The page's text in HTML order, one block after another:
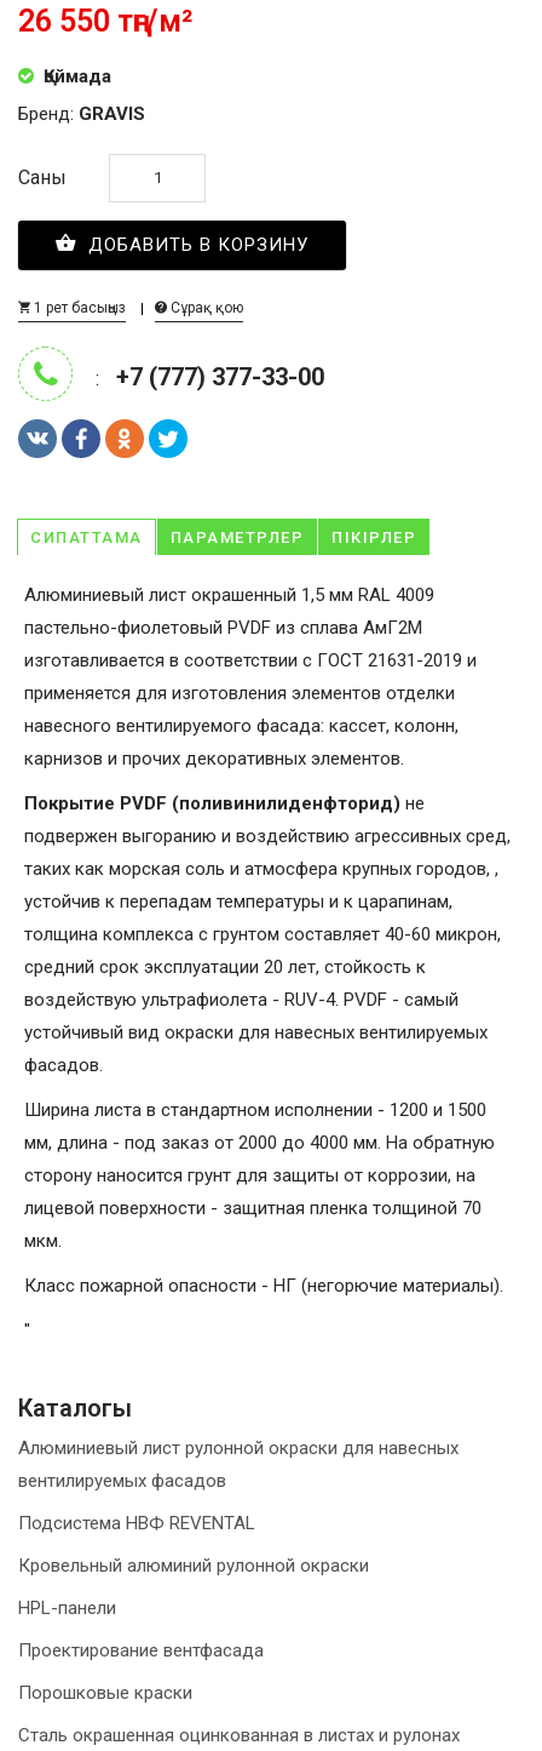
26 550 тңг/м²
Қоймада
Бренд: GRAVIS
Саны
ДОБАВИТЬ В КОРЗИНУ
1 рет басыңыз Сұрақ қою
: +7 (777) 377-33-00
СИПАТТАМА ПАРАМЕТРЛЕР ПІКІРЛЕР
Алюминиевый лист окрашенный 1,5 мм RAL 4009
пастельно-фиолетовый PVDF из сплава АмГ2М
изготавливается в соответствии с ГОСТ 21631-2019 и
применяется для изготовления элементов отделки
навесного вентилируемого фасада: кассет, колонн,
карнизов и прочих декоративных элементов.
Покрытие PVDF (поливинилиденфторид) не
подвержен выгоранию и воздействию агрессивных сред,
таких как морская соль и атмосфера крупных городов, ,
устойчив к перепадам температуры и к царапинам,
толщина комплекса с грунтом составляет 40-60 микрон,
средний срок эксплуатации 20 лет, стойкость к
воздействую ультрафиолета - RUV-4. PVDF - самый
устойчивый вид окраски для навесных вентилируемых
фасадов.
Ширина листа в стандартном исполнении - 1200 и 1500
мм, длина - под заказ от 2000 до 4000 мм. На обратную
сторону наносится грунт для защиты от коррозии, на
лицевой поверхности - защитная пленка толщиной 70
мкм.
Класс пожарной опасности - НГ (негорючие материалы).
"
Каталогы
Алюминиевый лист рулонной окраски для навесных
вентилируемых фасадов
Подсистема НВФ REVENTAL
Кровельный алюминий рулонной окраски
HPL-панели
Проектирование вентфасада
Порошковые краски
Сталь окрашенная оцинкованная в листах и рулонах